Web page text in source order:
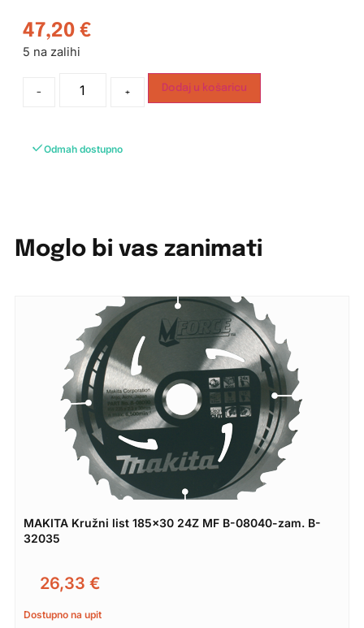
47,20 €
5 na zalihi
- + Dodaj u košaricu
Odmah dostupno
Moglo bi vas zanimati
MAKITA Kružni list 185×30 24Z MF B-08040-zam. B-
32035
26,33 €
Dostupno na upit